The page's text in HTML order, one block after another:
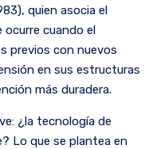
quien asocia el
cuando el
previos con nuevos
en sus estructuras
más duradera.
¿la tecnología de
Lo que se plantea en